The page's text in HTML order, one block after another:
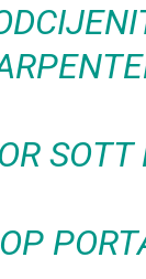
SOTT